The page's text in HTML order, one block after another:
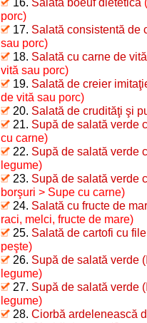
porc)
17. Salată consistentă de
sau porc)
18. Salată cu carne de
vită sau porc)
19. Salată de creier
de vită sau porc)
20. Salată de crudităţi şi
21. Supă de salată verde
cu carne)
22. Supă de salată verde
legume)
23. Supă de salată verde
borşuri > Supe cu carne)
24. Salată cu fructe de
raci, melci, fructe de mare)
25. Salată de cartofi cu
peşte)
26. Supă de salată verde
legume)
27. Supă de salată verde
legume)
28. Ciorbă ardelenească